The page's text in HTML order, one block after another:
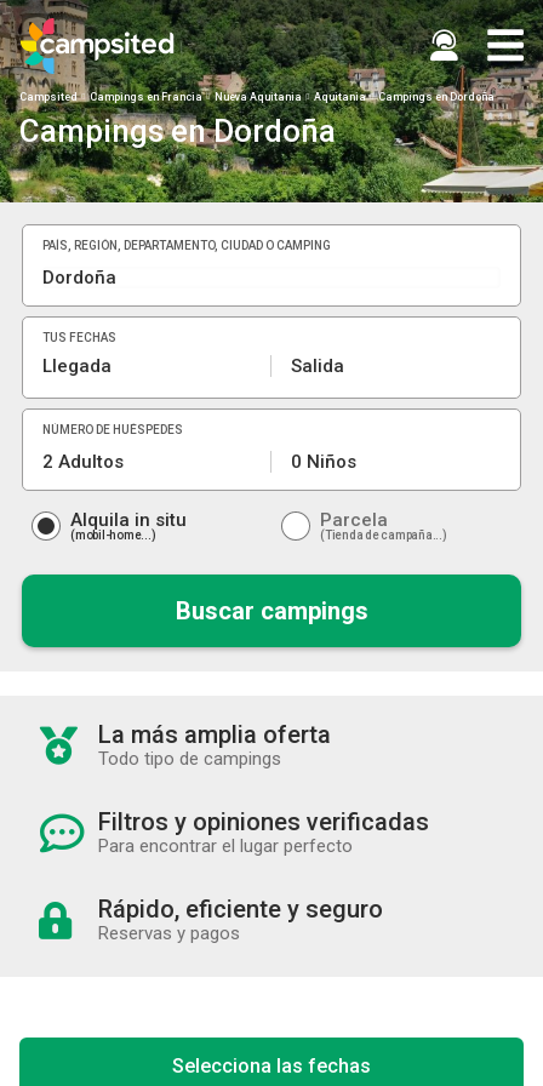
Campsited Campings en Francia Nueva Aquitania Aquitania Campings en Dordoña
Campings en Dordoña
PAÍS, REGIÓN, DEPARTAMENTO, CIUDAD O CAMPING
TUS FECHAS
Llegada Salida
NÚMERO DE HUÉSPEDES
2 Adultos 0 Niños
Alquila in situ
mobil-home...
Parcela
Tienda de campaña...
Buscar campings
La más amplia oferta
Todo tipo de campings
Filtros y opiniones verificadas
Para encontrar el lugar perfecto
Rápido, eficiente y seguro
Reservas y pagos
Selecciona las fechas